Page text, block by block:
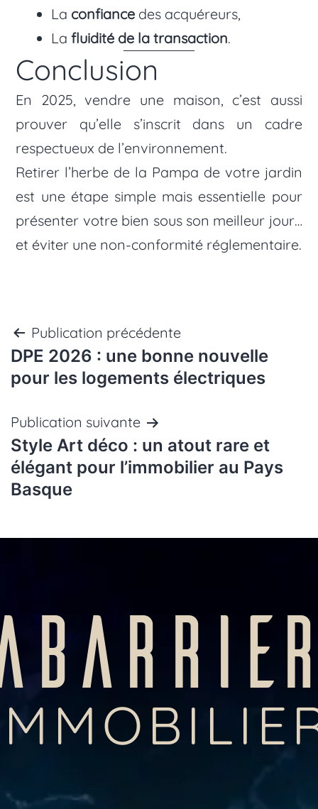
La confiance des acquéreurs,
Lafluidité de la transaction.
Conclusion
En 2025, vendre une maison, c’est aussi
prouver qu’elle s’inscrit dans un cadre
respectueux de l’environnement.
Retirer l’herbe de la Pampa de votre jardin
est une étape simple mais essentielle pour
présenter votre bien sous son meilleur jour…
et éviter une non-conformité réglementaire.
Navigation
de
l’article
Publication précédente
DPE 2026 : une bonne nouvelle
pour les logements électriques
Publication suivante
Style Art déco : un atout rare et
élégant pour l’immobilier au Pays
Basque